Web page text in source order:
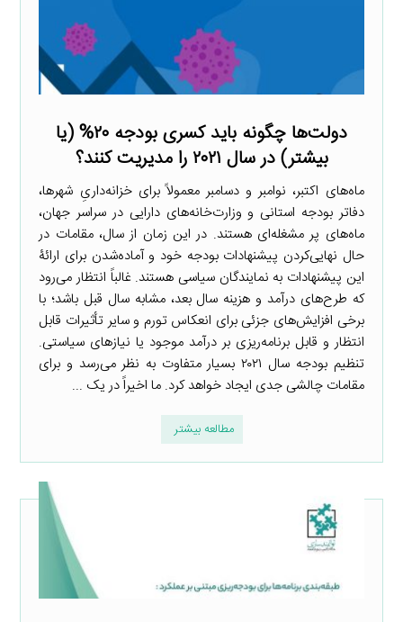
دولت‌ها چگونه باید کسری بودجه ۲۰% (یا
بیشتر) در سال ۲۰۲۱ را مدیریت کنند؟
ماه‌های اکتبر، نوامبر و دسامبر معمولاً برای خزانه‌داریِ شهرها،
دفاتر بودجه استانی و وزارت‌خانه‌های دارایی در سراسر جهان،
ماه‌های پر‌ مشغله‌ای هستند. در این زمان از سال، مقامات در
حال نهایی‌کردن پیشنهادات بودجه خود و آماده‌شدن برای ارائۀ
این پیشنهادات به نمایندگان سیاسی هستند. غالباً انتظار می‌رود
که طرح‌های درآمد و هزینه سال بعد، مشابه سال قبل باشد؛ با
برخی افزایش‌های جزئی برای انعکاس تورم و سایر تأثیرات قابل
انتظار و قابل برنامه‌ریزی بر درآمد موجود یا نیازهای سیاستی.
تنظیم بودجه سال ۲۰۲۱ بسیار متفاوت به نظر می‌رسد و برای
مقامات چالشی جدی ایجاد خواهد کرد. ما اخیراً در یک ...
مطالعه بیشتر